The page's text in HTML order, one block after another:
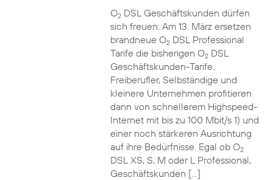
O2DSL Geschäftskunden dürfen
sich freuen: Am 13. März ersetzen
brandneue O2DSL Professional
Tarife die bisherigen O2DSL
Geschäftskunden-Tarife.
Freiberufler, Selbständige und
kleinere Unternehmen profitieren
dann von schnellerem Highspeed-
Internet mit bis zu 100 Mbit/s 1) und
einer noch stärkeren Ausrichtung
auf ihre Bedürfnisse. Egal ob O2
DSL XS, S, M oder L Professional,
Geschäftskunden […]